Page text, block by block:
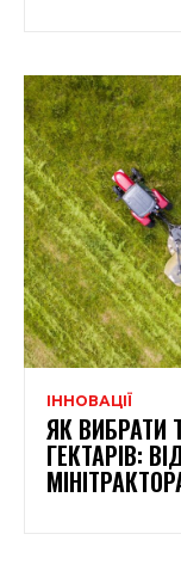
ІННОВАЦІЇ
ЯК ВИБРАТИ
ГЕКТАРІВ: